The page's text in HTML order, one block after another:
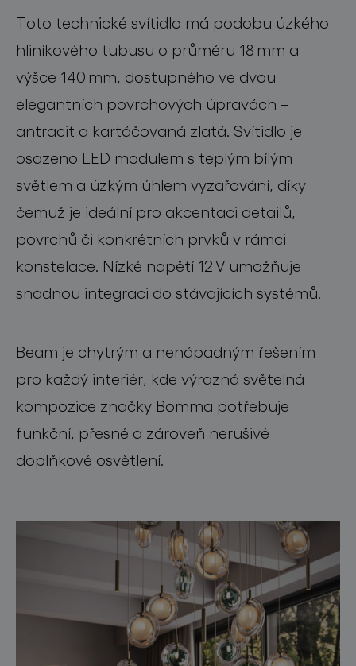
Toto technické svítidlo má podobu úzkého
hliníkového tubusu o průměru 18 mm a
výšce 140 mm, dostupného ve dvou
elegantních povrchových úpravách –
antracit a kartáčovaná zlatá. Svítidlo je
osazeno LED modulem s teplým bílým
světlem a úzkým úhlem vyzařování, díky
čemuž je ideální pro akcentaci detailů,
povrchů či konkrétních prvků v rámci
konstelace. Nízké napětí 12 V umožňuje
snadnou integraci do stávajících systémů.
Beam je chytrým a nenápadným řešením
pro každý interiér, kde výrazná světelná
kompozice značky Bomma potřebuje
funkční, přesné a zároveň nerušivé
doplňkové osvětlení.